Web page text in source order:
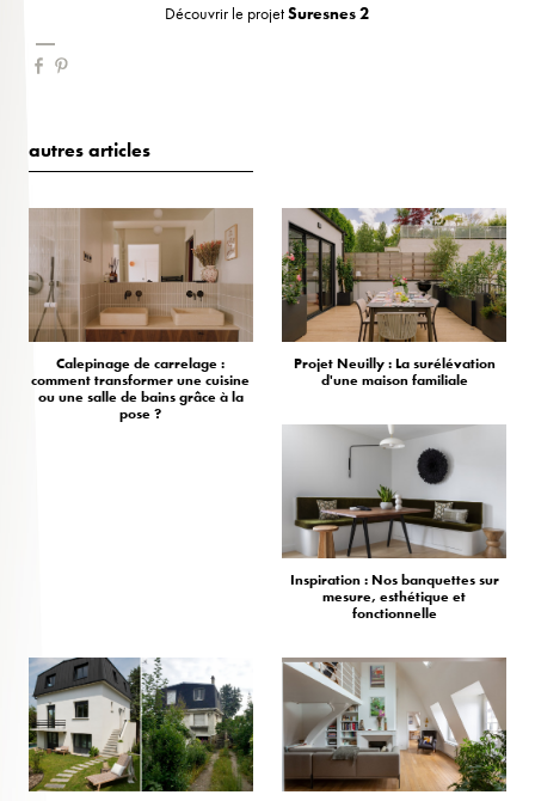
Découvrir le projetSuresnes 2
autres articles
Calepinage de carrelage :
comment transformer une cuisine
ou une salle de bains grâce à la
pose ?
Projet Neuilly : La surélévation
d'une maison familiale
Inspiration : Nos banquettes sur
mesure, esthétique et
fonctionnelle